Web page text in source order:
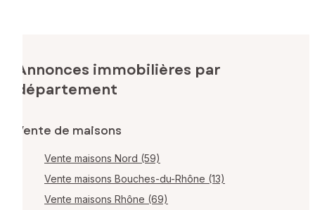
Annonces immobilières par
département
Vente de maisons
Vente maisons Nord (59)
Vente maisons Bouches-du-Rhône (13)
Vente maisons Rhône (69)